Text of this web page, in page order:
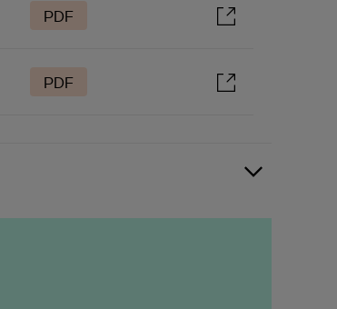
PDF
PDF